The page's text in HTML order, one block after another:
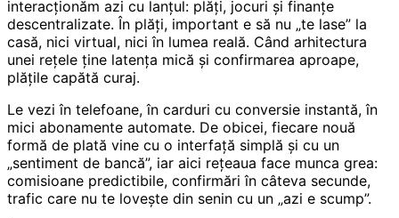
interacționăm azi cu lanțul: plăți, jocuri și finanțe
descentralizate. În plăți, important e să nu „te lase” la
casă, nici virtual, nici în lumea reală. Când arhitectura
unei rețele ține latența mică și confirmarea aproape,
plățile capătă curaj.
Le vezi în telefoane, în carduri cu conversie instantă, în
mici abonamente automate. De obicei, fiecare nouă
formă de plată vine cu o interfață simplă și cu un
„sentiment de bancă”, iar aici rețeaua face munca grea:
comisioane predictibile, confirmări în câteva secunde,
trafic care nu te lovește din senin cu un „azi e scump”.